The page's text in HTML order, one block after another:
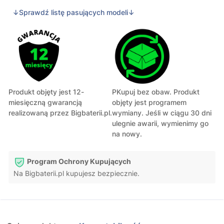
↓Sprawdź listę pasujących modeli↓
Produkt objęty jest 12-
miesięczną gwarancją
realizowaną przez Bigbaterii.pl.
PKupuj bez obaw. Produkt
objęty jest programem
wymiany. Jeśli w ciągu 30 dni
ulegnie awarii, wymienimy go
na nowy.
Program Ochrony Kupujących
Na Bigbaterii.pl kupujesz bezpiecznie.